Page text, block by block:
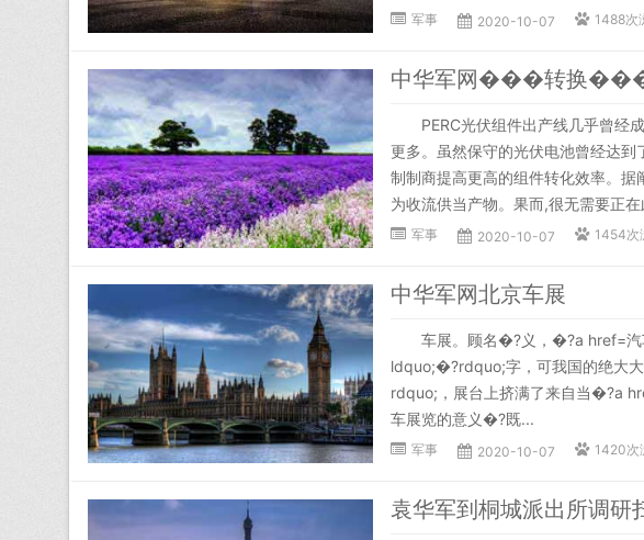
军事 2020-10-07 1488次
中华军网���转换
PERC光伏组件出产线几乎曾经成
更多。虽然保守的光伏电池曾经达到
制制商提高更高的组件转化效率。据
为收流供当产物。果而,很无需要正在
军事 2020-10-07 1454次
中华军网北京车展
车展。顾名�?义，�?a href=汽
ldquo;�?rdquo;字，可我国的绝大
rdquo;，展台上挤满了来自当
车展览的意义�?既...
军事 2020-10-07 1420次
袁华军到桐城派出所调研